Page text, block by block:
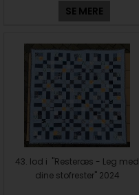
SE MERE
43. lod i "Resteræs - Leg med
dine stofrester" 2024